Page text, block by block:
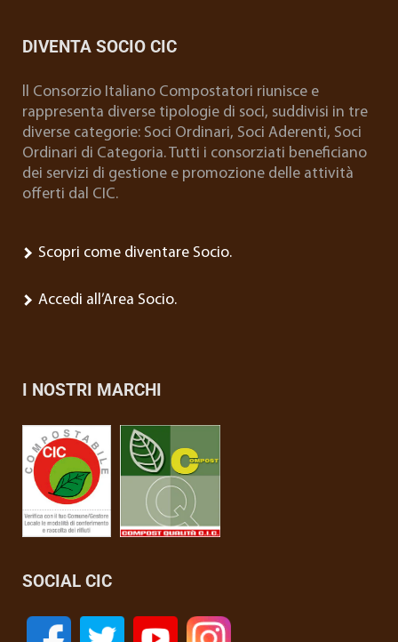
DIVENTA SOCIO CIC
ll Consorzio Italiano Compostatori riunisce e
rappresenta diverse tipologie di soci, suddivisi in tre
diverse categorie: Soci Ordinari, Soci Aderenti, Soci
Ordinari di Categoria. Tutti i consorziati beneficiano
dei servizi di gestione e promozione delle attività
offerti dal CIC.
Scopri come diventare Socio.
Accedi all’Area Socio.
I NOSTRI MARCHI
SOCIAL CIC